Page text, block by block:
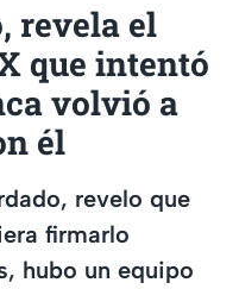
revela el
que intentó
volvió a
él
revelo que
firmarlo
hubo un equipo